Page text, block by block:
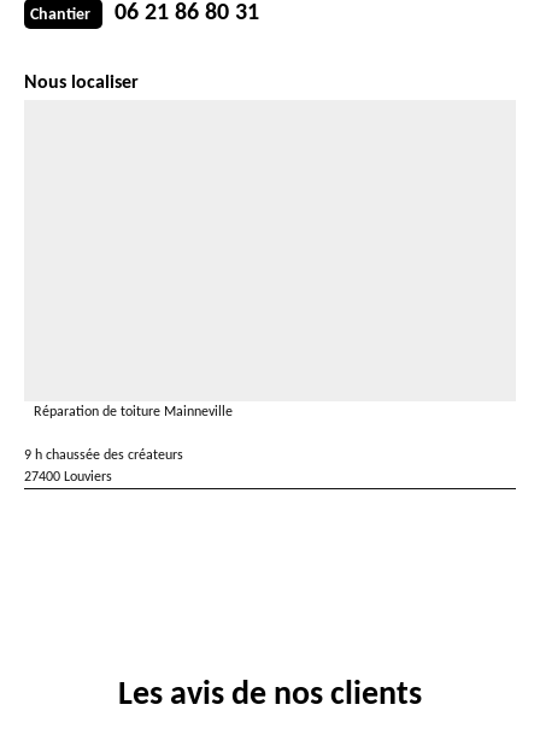
Chantier 06 21 86 80 31
Nous localiser
Réparation de toiture Mainneville
9 h chaussée des créateurs
27400 Louviers
Les avis de nos clients